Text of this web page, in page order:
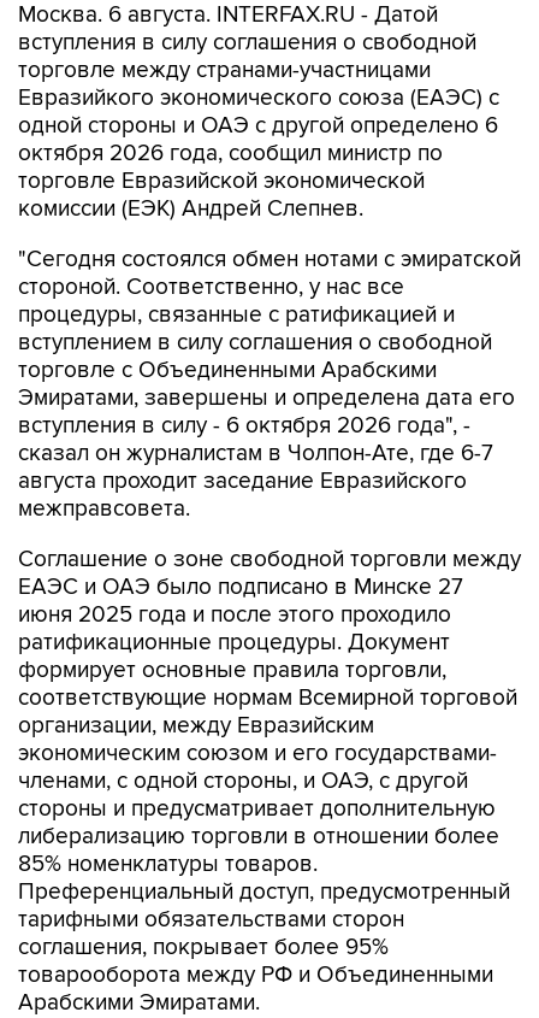
Москва. 6 августа. INTERFAX.RU - Датой
вступления в силу соглашения о свободной
торговле между странами-участницами
Евразийкого экономического союза (ЕАЭС) с
одной стороны и ОАЭ с другой определено 6
октября 2026 года, сообщил министр по
торговле Евразийской экономической
комиссии (ЕЭК) Андрей Слепнев.
"Сегодня состоялся обмен нотами с эмиратской
стороной. Соответственно, у нас все
процедуры, связанные с ратификацией и
вступлением в силу соглашения о свободной
торговле с Объединенными Арабскими
Эмиратами, завершены и определена дата его
вступления в силу - 6 октября 2026 года", -
сказал он журналистам в Чолпон-Ате, где 6-7
августа проходит заседание Евразийского
межправсовета.
Соглашение о зоне свободной торговли между
ЕАЭС и ОАЭ было подписано в Минске 27
июня 2025 года и после этого проходило
ратификационные процедуры. Документ
формирует основные правила торговли,
соответствующие нормам Всемирной торговой
организации, между Евразийским
экономическим союзом и его государствами-
членами, с одной стороны, и ОАЭ, с другой
стороны и предусматривает дополнительную
либерализацию торговли в отношении более
85% номенклатуры товаров.
Преференциальный доступ, предусмотренный
тарифными обязательствами сторон
соглашения, покрывает более 95%
товарооборота между РФ и Объединенными
Арабскими Эмиратами.